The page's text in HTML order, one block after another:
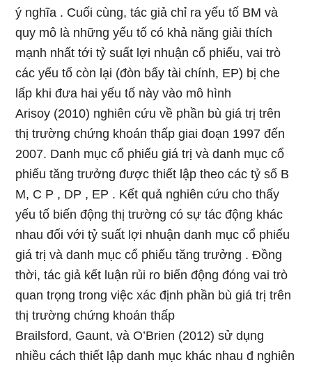
ý nghĩa . Cuối cùng, tác giả chỉ ra yếu tố BM và
quy mô là những yếu tố có khả năng giải thích
mạnh nhất tới tỷ suất lợi nhuận cổ phiếu, vai trò
các yếu tố còn lại (đòn bẩy tài chính, EP) bị che
lấp khi đưa hai yếu tố này vào mô hình
Arisoy (2010) nghiên cứu về phần bù giá trị trên
thị trường chứng khoán thấp giai đoạn 1997 đến
2007. Danh mục cổ phiếu giá trị và danh mục cổ
phiếu tăng trưởng được thiết lập theo các tỷ số B
M, C P , DP , EP . Kết quả nghiên cứu cho thấy
yếu tố biến động thị trường có sự tác động khác
nhau đối với tỷ suất lợi nhuận danh mục cổ phiếu
giá trị và danh mục cổ phiếu tăng trưởng . Đồng
thời, tác giả kết luận rủi ro biến động đóng vai trò
quan trọng trong việc xác định phần bù giá trị trên
thị trường chứng khoán thấp
Brailsford, Gaunt, và O’Brien (2012) sử dụng
nhiều cách thiết lập danh mục khác nhau đ nghiên